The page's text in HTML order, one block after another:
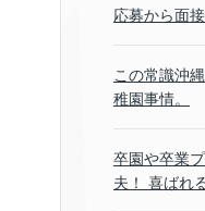
応募から面
この常識沖
稚園事情。
卒園や卒業
夫！ 喜ばれ